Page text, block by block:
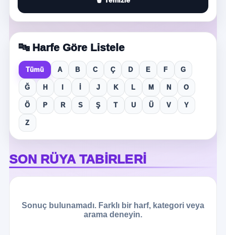
🔤 Harfe Göre Listele
Tümü A B C Ç D E F G
Ğ H J K L M N O
Ö P R S Ş T U Ü V Y
Z
SON RÜYA TABIRLERI
Sonuç bulunamadı. Farklı bir harf, kategori veya
arama deneyin.